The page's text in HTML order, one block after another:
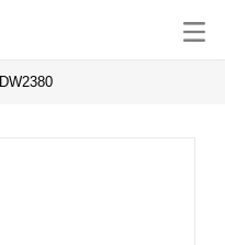
DW2380